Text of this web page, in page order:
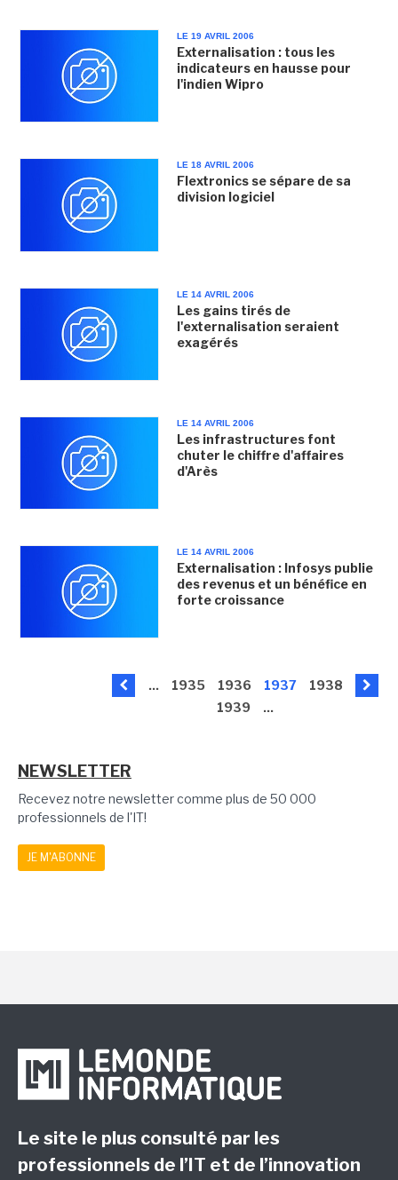
LE 19 AVRIL 2006
Externalisation : tous les
indicateurs en hausse pour
l'indien Wipro
LE 18 AVRIL 2006
Flextronics se sépare de sa
division logiciel
LE 14 AVRIL 2006
Les gains tirés de
l'externalisation seraient
exagérés
LE 14 AVRIL 2006
Les infrastructures font
chuter le chiffre d'affaires
d'Arès
LE 14 AVRIL 2006
Externalisation : Infosys publie
des revenus et un bénéfice en
forte croissance
... 1935 1936 1937
1938
1939
...
NEWSLETTER
Recevez notre newsletter comme plus de 50 000
professionnels de l'IT!
JE M'ABONNE
Le site le plus consulté par les
professionnels de l’IT et de l’innovation